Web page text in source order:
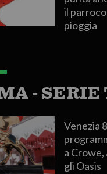
il
pioggia
- SERIE
Venezia
a
gli Oasis